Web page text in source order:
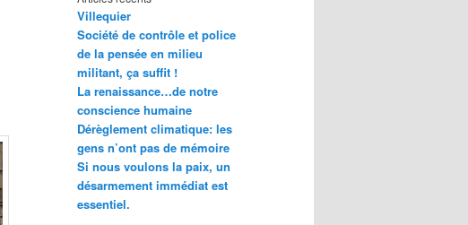
Villequier
Société de contrôle et police
de la pensée en milieu
militant, ça suffit !
La renaissance…de notre
conscience humaine
Dérèglement climatique: les
gens n’ont pas de mémoire
Si nous voulons la paix, un
désarmement immédiat est
essentiel.